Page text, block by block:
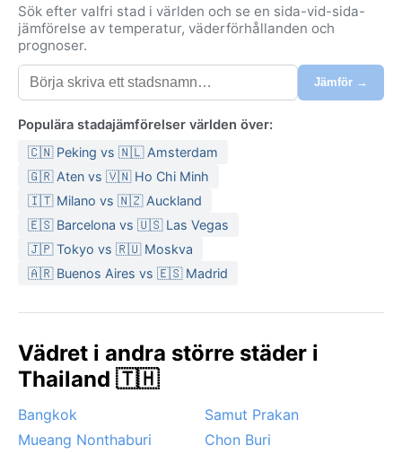
Sök efter valfri stad i världen och se en sida-vid-sida-
jämförelse av temperatur, väderförhållanden och
prognoser.
Jämför →
Populära stadajämförelser världen över:
🇨🇳 Peking vs 🇳🇱 Amsterdam
🇬🇷 Aten vs 🇻🇳 Ho Chi Minh
🇮🇹 Milano vs 🇳🇿 Auckland
🇪🇸 Barcelona vs 🇺🇸 Las Vegas
🇯🇵 Tokyo vs 🇷🇺 Moskva
🇦🇷 Buenos Aires vs 🇪🇸 Madrid
Vädret i andra större städer i
Thailand 🇹🇭
Bangkok
Samut Prakan
Mueang Nonthaburi
Chon Buri